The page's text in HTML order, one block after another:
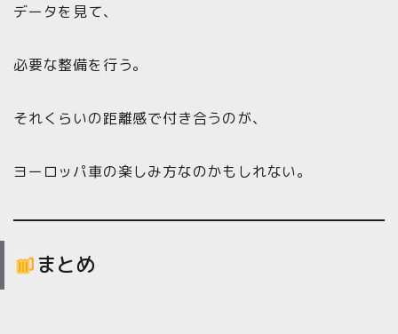
データを見て、
必要な整備を行う。
それくらいの距離感で付き合うのが、
ヨーロッパ車の楽しみ方なのかもしれない。
まとめ